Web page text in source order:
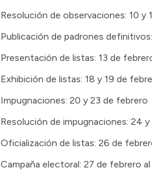
Resolución de observaciones: 10 y
Publicación de padrones
Presentación de listas: 13 de
Exhibición de listas: 18 y 19 de
Impugnaciones: 20 y 23 de febrero
Resolución de impugnaciones: 24
Oficialización de listas: 26 de
Campaña electoral: 27 de febrero al